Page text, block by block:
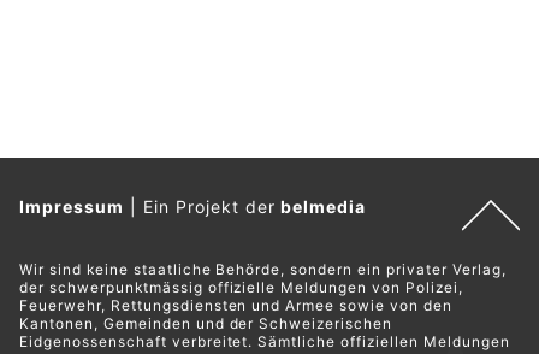
Impressum Ein Projekt derbelmedia
Wir sind keine staatliche Behörde, sondern ein privater Verlag,
der schwerpunktmässig offizielle Meldungen von Polizei,
Feuerwehr, Rettungsdiensten und Armee sowie von den
Kantonen, Gemeinden und der Schweizerischen
Eidgenossenschaft verbreitet. Sämtliche offiziellen Meldungen